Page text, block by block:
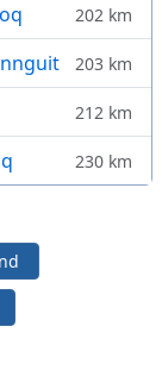
202 km
203 km
212 km
230 km